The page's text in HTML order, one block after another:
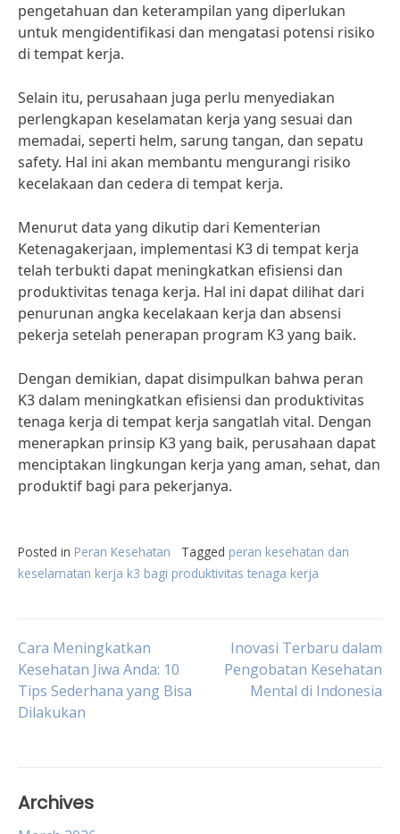
pengetahuan dan keterampilan yang diperlukan
untuk mengidentifikasi dan mengatasi potensi risiko
di tempat kerja.
Selain itu, perusahaan juga perlu menyediakan
perlengkapan keselamatan kerja yang sesuai dan
memadai, seperti helm, sarung tangan, dan sepatu
safety. Hal ini akan membantu mengurangi risiko
kecelakaan dan cedera di tempat kerja.
Menurut data yang dikutip dari Kementerian
Ketenagakerjaan, implementasi K3 di tempat kerja
telah terbukti dapat meningkatkan efisiensi dan
produktivitas tenaga kerja. Hal ini dapat dilihat dari
penurunan angka kecelakaan kerja dan absensi
pekerja setelah penerapan program K3 yang baik.
Dengan demikian, dapat disimpulkan bahwa peran
K3 dalam meningkatkan efisiensi dan produktivitas
tenaga kerja di tempat kerja sangatlah vital. Dengan
menerapkan prinsip K3 yang baik, perusahaan dapat
menciptakan lingkungan kerja yang aman, sehat, dan
produktif bagi para pekerjanya.
Posted in Peran Kesehatan Tagged peran kesehatan dan
keselamatan kerja k3 bagi produktivitas tenaga kerja
Post
navigation
Cara Meningkatkan
Kesehatan Jiwa Anda: 10
Tips Sederhana yang Bisa
Dilakukan
Inovasi Terbaru dalam
Pengobatan Kesehatan
Mental di Indonesia
Archives